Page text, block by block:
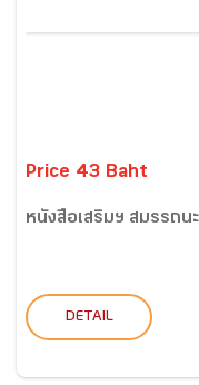
Price 43 Baht
หนังสือเสริมฯ สมรรถ
DETAIL